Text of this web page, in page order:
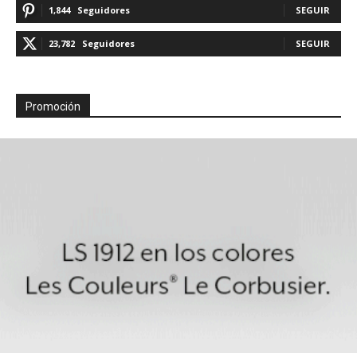
1,844 Seguidores SEGUIR
23,782 Seguidores SEGUIR
Promoción